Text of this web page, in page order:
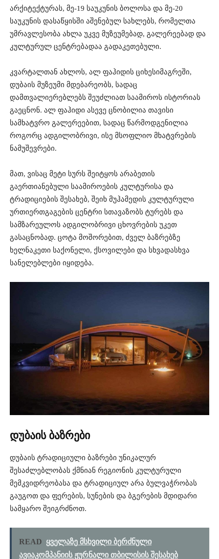
არქიტექტურას, მე-19 საუკუნის ბოლოსა და მე-20
საუკუნის დასაწყისში აშენებულ სახლებს, რომელთა
უმრავლესობა ახლა უკვე მუზეუმებად, გალერეებად და
კულტურულ ცენტრებადაა გადაკეთებული.
კვარტალთან ახლოს, ალ ფაჰიდის ციხესიმაგრეში,
დუბაის მუზეუმი მდებარეობს, სადაც
დამთვალიერებლებს შეუძლიათ საამიროს ისტორიას
გაეცნონ. ალ ფაჰიდი ასევე ცნობილია თავისი
სამხატვრო გალერეებით, სადაც წარმოდგენილია
როგორც ადგილობრივი, ისე მსოფლიო მხატვრების
ნამუშევრები.
მათ, ვისაც მეტი სურს შეიტყოს არაბეთის
გაერთიანებული საამიროების კულტურისა და
ტრადიციების შესახებ, შეიხ მუჰამედის კულტურული
ურთიერთგაგების ცენტრი სთავაზობს ტურებს და
სამზარეულოს ადგილობრივი ცხოვრების უკეთ
გასაცნობად. ცოტა მოშორებით, ძველ ბაზრებზე
ხელნაკეთი საქონელი, ქსოვილები და სხვადასხვა
სანელებლები იყიდება.
დუბაის ბაზრები
დუბაის ტრადიციული ბაზრები უნიკალურ
შესაძლებლობას ქმნიან რეგიონის კულტურული
მემკვიდრეობასა და ტრადიციულ არა ბულვაჭრობას
გაუგოთ და ფერების, სუნების და ბგერების მდიდარი
სამყარო შეიგრძნოთ.
READ ყველაზე მსხვილი ბერძნული
ავიაკომპანიის ჟურნალი თბილისის შესახებ